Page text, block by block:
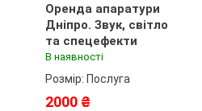
Оренда апаратури
Дніпро. Звук, світло
та спецефекти
В наявності
Розмір: Послуга
2000 ₴